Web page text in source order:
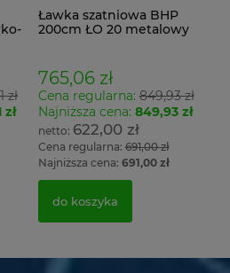
zł
zł
Ławka szatniowa BHP
200cm ŁO 20 metalowy
765,06 zł
Cena regularna:849,93 zł
Najniższa cena: 849,93 zł
622,00 zł
Cena regularna:691,00 zł
Najniższa cena: 691,00 zł
do koszyka